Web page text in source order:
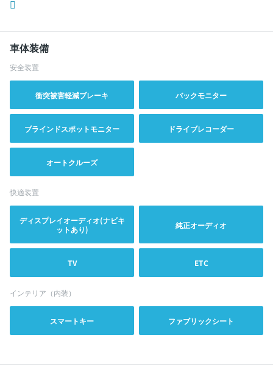
車体装備
安全装置
衝突被害軽減ブレーキ バックモニター
ブラインドスポットモニター ドライブレコーダー
オートクルーズ
快適装置
ディスプレイオーディオ(ナビキ
ットあり)
純正オーディオ
TV ETC
インテリア（内装）
スマートキー ファブリックシート